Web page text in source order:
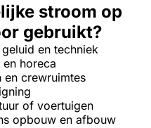
stroom op
gebruikt?
en techniek
horeca
en crewruimtes
of voertuigen
opbouw en afbouw